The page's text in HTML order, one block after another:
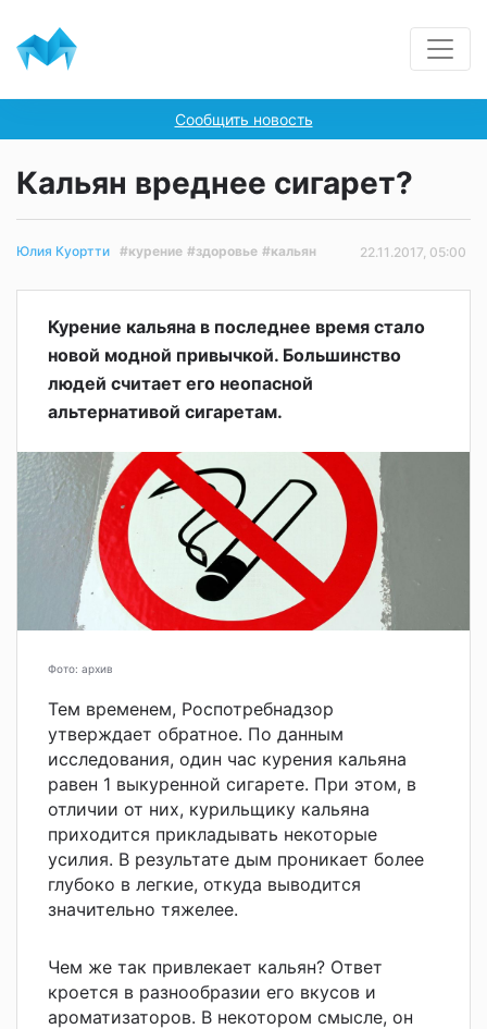
Сообщить новость
Кальян вреднее сигарет?
Юлия Куортти #курение #здоровье #кальян 22.11.2017, 05:00
Курение кальяна в последнее время стало
новой модной привычкой. Большинство
людей считает его неопасной
альтернативой сигаретам.
Фото: архив
Тем временем, Роспотребнадзор
утверждает обратное. По данным
исследования, один час курения кальяна
равен 1 выкуренной сигарете. При этом, в
отличии от них, курильщику кальяна
приходится прикладывать некоторые
усилия. В результате дым проникает более
глубоко в легкие, откуда выводится
значительно тяжелее.
Чем же так привлекает кальян? Ответ
кроется в разнообразии его вкусов и
ароматизаторов. В некотором смысле, он